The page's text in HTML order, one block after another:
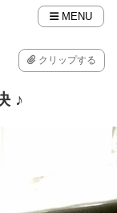
MENU
クリップする
♪